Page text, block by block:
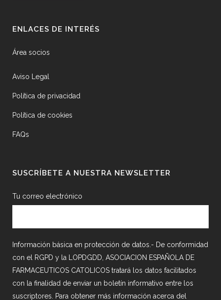
ENLACES DE INTERÉS
Área socios
Aviso Legal
Política de privacidad
Política de cookies
FAQs
SUSCRÍBETE A NUESTRA NEWSLETTER
Tu correo electrónico
Información básica en protección de datos.- De conformidad
con el RGPD y la LOPDGDD, ASOCIACION ESPAÑOLA DE
FARMACEUTICOS CATOLICOS tratará los datos facilitados
con la finalidad de enviar un boletín informativo entre los
suscriptores. Para obtener más información acerca del